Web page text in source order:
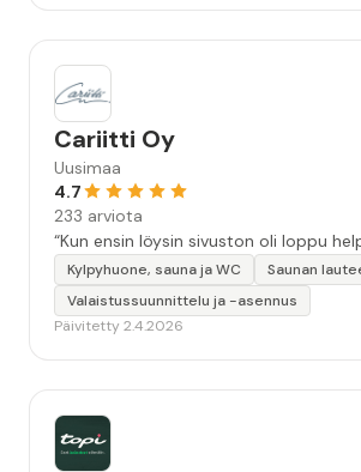
Cariitti Oy
Uusimaa
4.7
233 arviota
“Kun ensin löysin sivuston oli loppu
Kylpyhuone, sauna ja WC
Saunan
Valaistussuunnittelu ja -asennus
Päivitetty 2.4.2026